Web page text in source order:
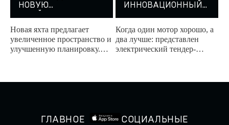
НОВУЮ
SUPER
Новая яхта предлагает
увеличенное пространство и
улучшенную планировку.
ИННОВАЦИОННЫЙ
ZERO JET
Когда один мотор хорошо, а
два лучше: представлен
электрический тендер-
ГЛАВНОЕ
СОЦИАЛЬНЫЕ